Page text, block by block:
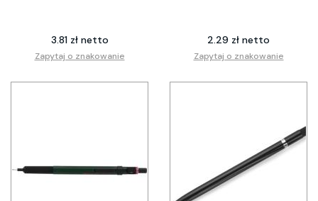
3.81 zł netto
Zapytaj o znakowanie
2.29 zł netto
Zapytaj o znakowanie